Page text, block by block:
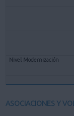
ASOCIACIONES Y